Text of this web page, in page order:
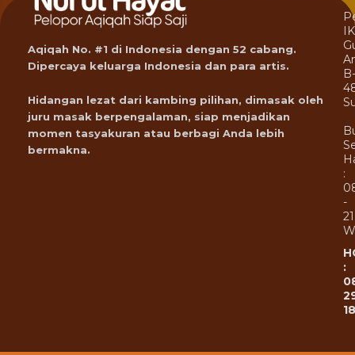
Aqiqah No. #1 di Indonesia dengan 52 cabang.
Dipercaya keluarga Indonesia dan para artis.
Hidangan lezat dari kambing pilihan, dimasak oleh
juru masak berpengalaman, siap menjadikan
momen tasyakuran atau berbagi Anda lebih
bermakna.
B-
:
-
: